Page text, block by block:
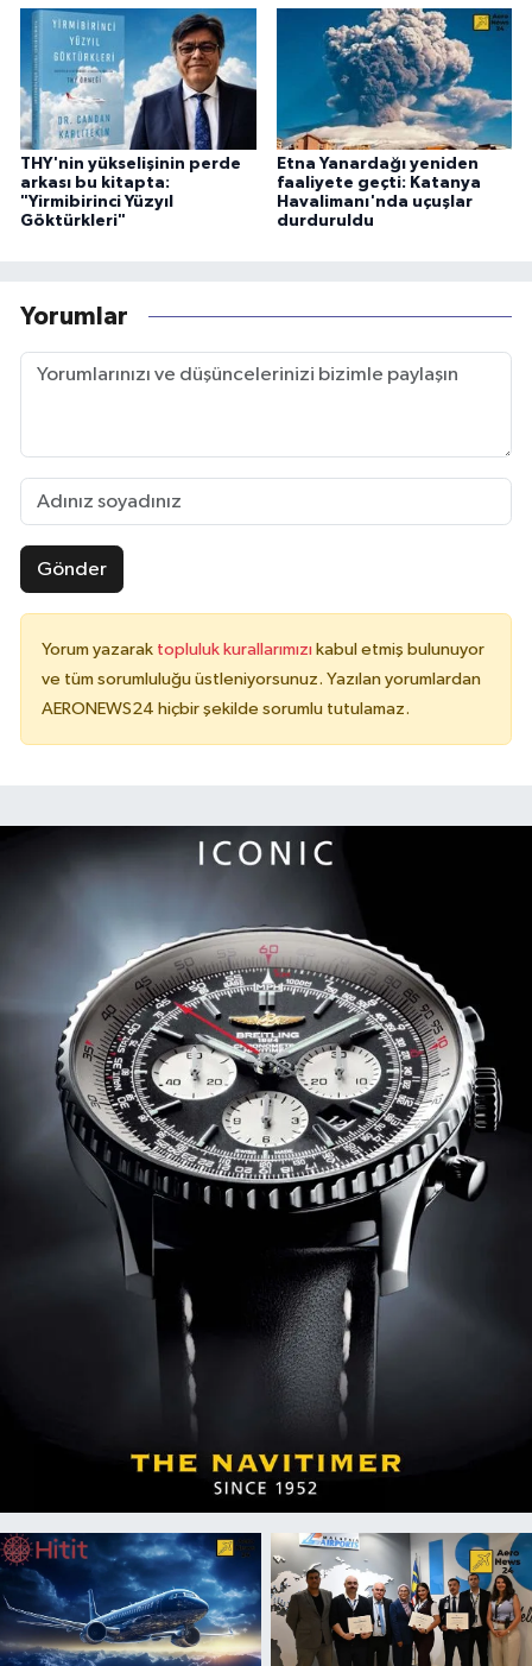
THY'nin yükselişinin perde
arkası bu kitapta:
"Yirmibirinci Yüzyıl
Göktürkleri"
Etna Yanardağı yeniden
faaliyete geçti: Katanya
Havalimanı'nda uçuşlar
durduruldu
Yorumlar
Gönder
Yorum yazarak topluluk kurallarımızı kabul etmiş bulunuyor
ve tüm sorumluluğu üstleniyorsunuz. Yazılan yorumlardan
AERONEWS24 hiçbir şekilde sorumlu tutulamaz.